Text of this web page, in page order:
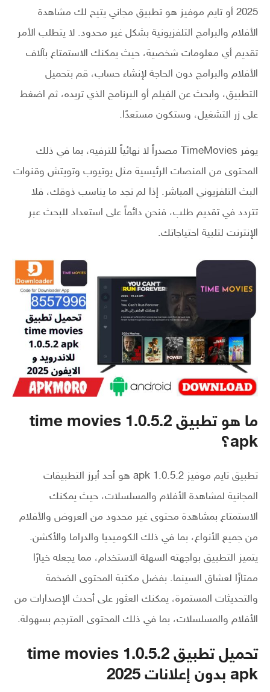
2025 أو تايم موفيز هو تطبيق مجاني يتيح لك مشاهدة
الأفلام والبرامج التلفزيونية بشكل غير محدود. لا يتطلب الأمر
تقديم أي معلومات شخصية، حيث يمكنك الاستمتاع بآلاف
الأفلام والبرامج دون الحاجة لإنشاء حساب، قم بتحميل
التطبيق، وابحث عن الفيلم أو البرنامج الذي تريده، ثم اضغط
على زر التشغيل، وستكون مستعدًا.
يوفر TimeMovies مصدراً لا نهائياً للترفيه، بما في ذلك
المحتوى من المنصات الرئيسية مثل يوتيوب وتويتش وقنوات
البث التلفزيوني المباشر. إذا لم تجد ما يناسب ذوقك، فلا
تتردد في تقديم طلب، فنحن دائماً على استعداد للبحث عبر
الإنترنت لتلبية احتياجاتك.
ما هو تطبيق time movies 1.0.5.2
apk؟
تطبيق تايم موفيز 1.0.5.2 apk هو أحد أبرز التطبيقات
المجانية لمشاهدة الأفلام والمسلسلات، حيث يمكنك
الاستمتاع بمشاهدة محتوى غير محدود من العروض والأفلام
من جميع الأنواع، بما في ذلك الكوميديا والدراما والأكشن.
يتميز التطبيق بواجهته السهلة الاستخدام، مما يجعله خيارًا
ممتازًا لعشاق السينما. بفضل مكتبة المحتوى الضخمة
والتحديثات المستمرة، يمكنك العثور على أحدث الإصدارات من
الأفلام والمسلسلات، بما في ذلك المحتوى المترجم بسهولة.
تحميل تطبيق time movies 1.0.5.2
apk بدون إعلانات 2025